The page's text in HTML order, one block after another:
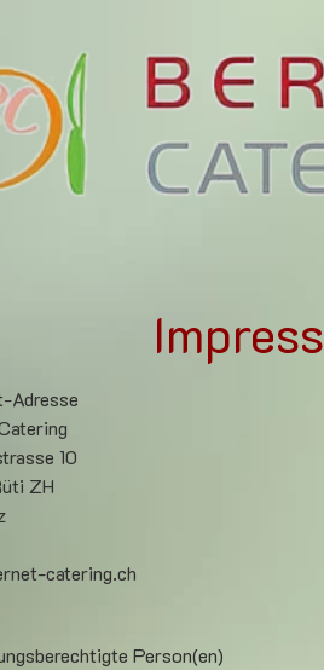
Adresse
10
ZH
catering.ch
Person(en)